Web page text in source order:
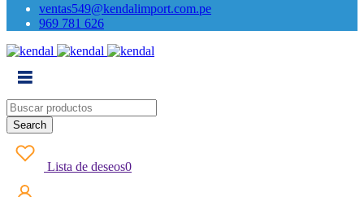
ventas549@kendalimport.com.pe
969 781 626
Lista de deseos0